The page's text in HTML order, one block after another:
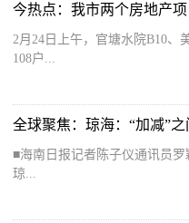
今热点：我市两个房地产
2月24日上午，官塘水院B10、
108户...
全球聚焦：琼海：“加减”之
■海南日报记者陈子仪通讯员
琼...